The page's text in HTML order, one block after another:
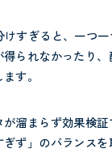
けすぎると、一つ
られなかったり、
す。
溜まらず効果検証
ず」のバランスを